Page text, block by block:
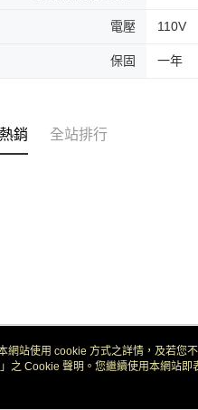
電壓 110V
保固 一年
銷 全站排行
關於我們
網站使用 cookie 方式之詳情，及若您
」之 Cookie 聲明。您繼續使用本網站